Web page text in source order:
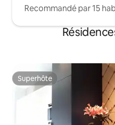
Recommandé par 15
Superhôte
Superhôte